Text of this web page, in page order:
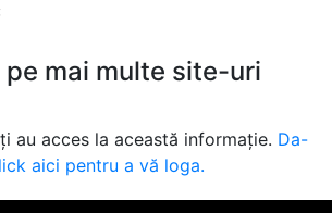
mai multe site-uri
au acces la această informație. Da-
aici pentru a vă loga.